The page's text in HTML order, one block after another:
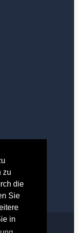
zu
die
Sie
in